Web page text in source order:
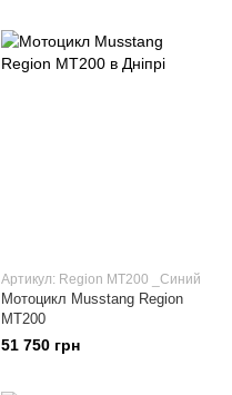
Артикул: Region МТ200 _Синий
Мотоцикл Musstang Region
МТ200
51 750 грн